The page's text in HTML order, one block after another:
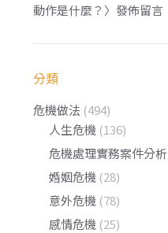
動作是什麼？ 〉發佈留言
分類
危機做法 (494)
人生危機 (136)
危機處理實務案件分析
婚姻危機 (28)
意外危機 (78)
感情危機 (25)